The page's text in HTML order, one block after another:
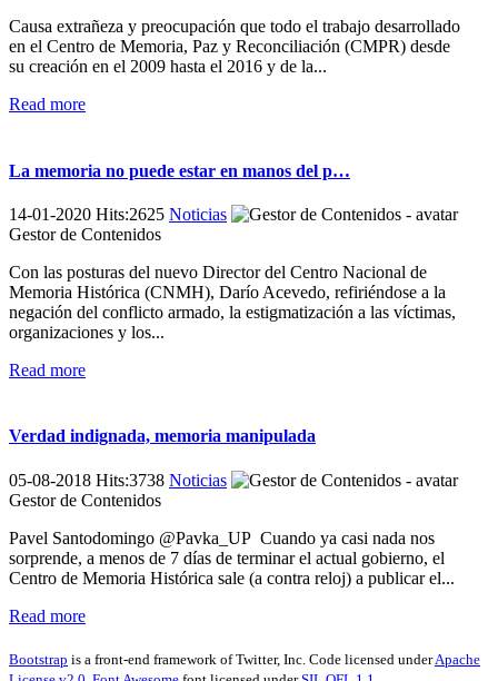
Causa extrañeza y preocupación que todo el trabajo desarrollado
en el Centro de Memoria, Paz y Reconciliación (CMPR) desde
su creación en el 2009 hasta el 2016 y de la...
Read more
La memoria no puede estar en manos del p…
14-01-2020 Hits:2625 Noticias
Gestor de Contenidos
Con las posturas del nuevo Director del Centro Nacional de
Memoria Histórica (CNMH), Darío Acevedo, refiriéndose a la
negación del conflicto armado, la estigmatización a las víctimas,
organizaciones y los...
Read more
Verdad indignada, memoria manipulada
05-08-2018 Hits:3738 Noticias
Gestor de Contenidos
Pavel Santodomingo @Pavka_UP Cuando ya casi nada nos
sorprende, a menos de 7 días de terminar el actual gobierno, el
Centro de Memoria Histórica sale (a contra reloj) a publicar el...
Read more
Bootstrap is a front-end framework of Twitter, Inc. Code licensed underApache